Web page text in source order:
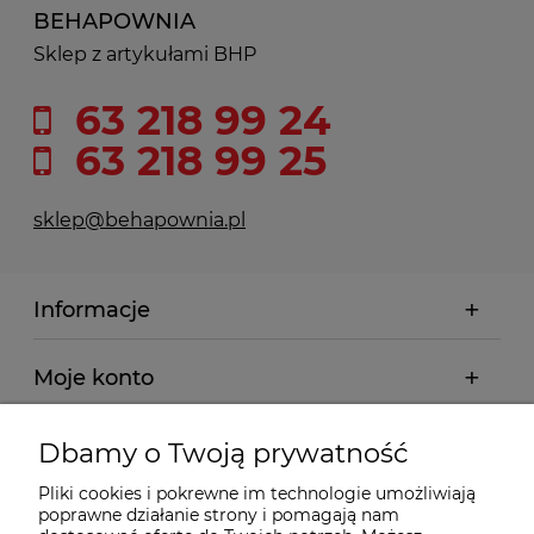
BEHAPOWNIA
Sklep z artykułami BHP
63 218 99 24
63 218 99 25
sklep@behapownia.pl
Informacje
Moje konto
Płatności i dostawa
Wybrane Kategorie
Dbamy o Twoją prywatność
Pliki cookies i pokrewne im technologie umożliwiają
poprawne działanie strony i pomagają nam